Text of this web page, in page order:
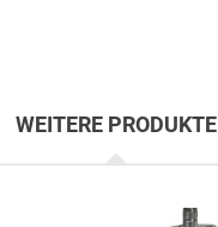
WEITERE PRODUKTE